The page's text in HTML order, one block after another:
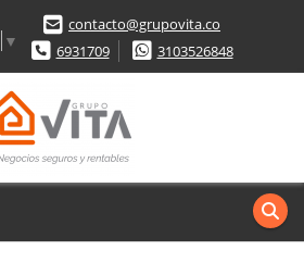
▼
contacto@grupovita.co
6931709
3103526848